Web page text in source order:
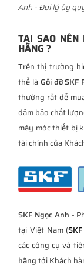
Anh - Đại lý ủy
TẠI SAO
HÃNG ?
Trên thị trường
thể là Gối đỡ SKF
thường rất dễ
đảm bảo chất
máy móc thiết bị
tài chính của
SKF Ngọc Anh -
tại Việt Nam (
các công cụ và
hãngtới Khách